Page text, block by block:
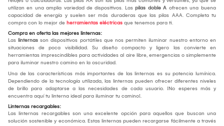
utilizan en una amplia variedad de dispositivos. Las pilas doble A ofrecen una buena
capacidad de energía y suelen ser más duraderas que las pilas AAA. Completa tu
compra con lo mejor de herramientas eléctricas que tenemos para ti.
Compra en oferta las mejores linternas:
Las linternas son dispositivos portátiles que nos permiten iluminar nuestro entorno en
situaciones de poca visibilidad. Su diseño compacto y ligero las convierte en
herramientas imprescindibles para actividades al aire libre, emergencias o simplemente
para iluminar nuestro camino en la oscuridad.
Una de las características más importantes de las linternas es su potencia lumínica.
Dependiendo de la tecnología utilizada, las linternas pueden ofrecer diferentes niveles
de brillo para adaptarse a las necesidades de cada usuario. ¡No esperes más y
encuentra aquí tu linterna ideal para iluminar tu camino!.
Linternas recargables:
Las linternas recargables son una excelente opción para aquellos que buscan una
solución sostenible y económica. Estas linternas pueden recargarse fácilmente a través